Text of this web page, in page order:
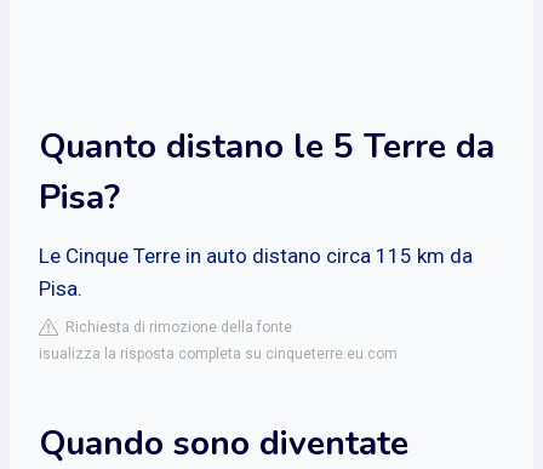
Quanto distano le 5 Terre da
Pisa?
Le Cinque Terre in auto distano circa 115 km da
Pisa.
Richiesta di rimozione della fonte
isualizza la risposta completa su cinqueterre.eu.com
Quando sono diventate